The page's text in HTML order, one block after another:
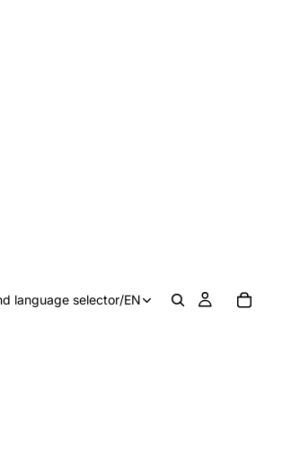
language selector/EN